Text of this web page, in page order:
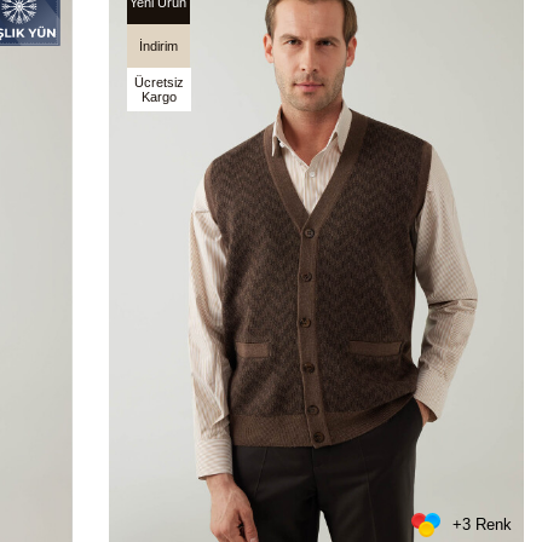
İndirim
Ücretsiz
Kargo
+3 Renk